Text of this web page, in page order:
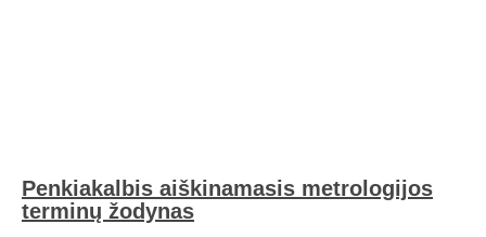
Penkiakalbis aiškinamasis metrologijos
terminų žodynas